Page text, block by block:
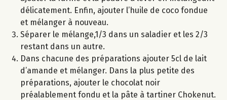
délicatement. Enfin, ajouter l’huile de coco fondue
et mélanger à nouveau.
Séparer le mélange,1/3 dans un saladier et les 2/3
restant dans un autre.
Dans chacune des préparations ajouter 5cl de lait
d’amande et mélanger. Dans la plus petite des
préparations, ajouter le chocolat noir
préalablement fondu et la pâte à tartiner Chokenut.